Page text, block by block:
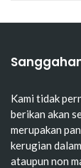
Kami tidak
berikan akan
merupakan
kerugian
ataupun non